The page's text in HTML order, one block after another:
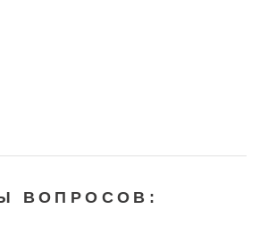
ВОПРОСОВ: